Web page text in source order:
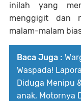
inilah yang
menggigit dan
malam-malam
Baca Juga :
Waspada!
Diduga Menipu
anak, Motornya